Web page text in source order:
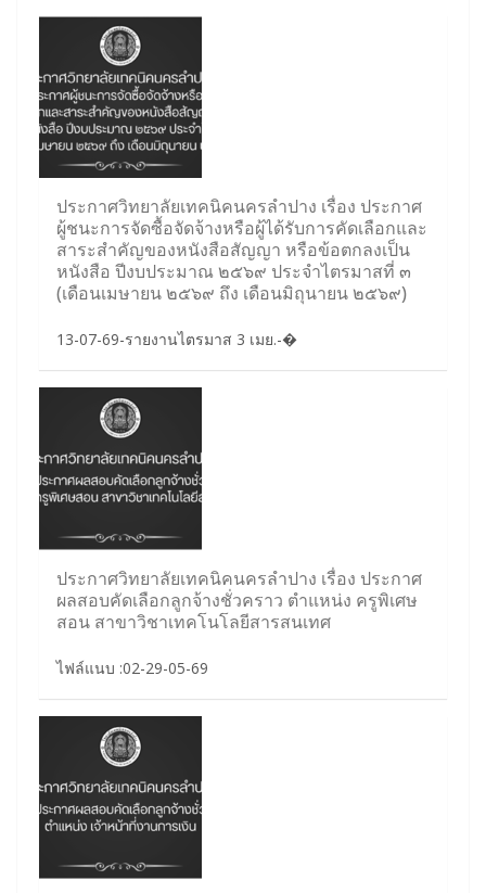
ประกาศวิทยาลัยเทคนิคนครลำปาง เรื่อง ประกาศ
ผู้ชนะการจัดซื้อจัดจ้างหรือผู้ได้รับการคัดเลือกและ
สาระสำคัญของหนังสือสัญญา หรือข้อตกลงเป็น
หนังสือ ปีงบประมาณ ๒๕๖๙ ประจำไตรมาสที่ ๓
(เดือนเมษายน ๒๕๖๙ ถึง เดือนมิถุนายน ๒๕๖๙)
13-07-69-รายงานไตรมาส 3 เมย.-�
ประกาศวิทยาลัยเทคนิคนครลำปาง เรื่อง ประกาศ
ผลสอบคัดเลือกลูกจ้างชั่วคราว ตำแหน่ง ครูพิเศษ
สอน สาขาวิชาเทคโนโลยีสารสนเทศ
ไฟล์แนบ :02-29-05-69